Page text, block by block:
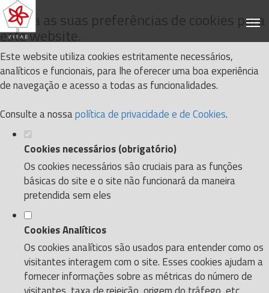
Defina as suas preferências de cookies para
este website.
Este website utiliza cookies estritamente necessários,
analíticos e funcionais, para lhe oferecer uma boa experiência
de navegação e acesso a todas as funcionalidades.
Consulte a nossapolítica de privacidade e de Cookies.
Cookies necessários (obrigatório)
Os cookies necessários são cruciais para as funções
básicas do site e o site não funcionará da maneira
pretendida sem eles
Cookies Analíticos
Os cookies analíticos são usados para entender como os
visitantes interagem com o site. Esses cookies ajudam a
fornecer informações sobre as métricas do número de